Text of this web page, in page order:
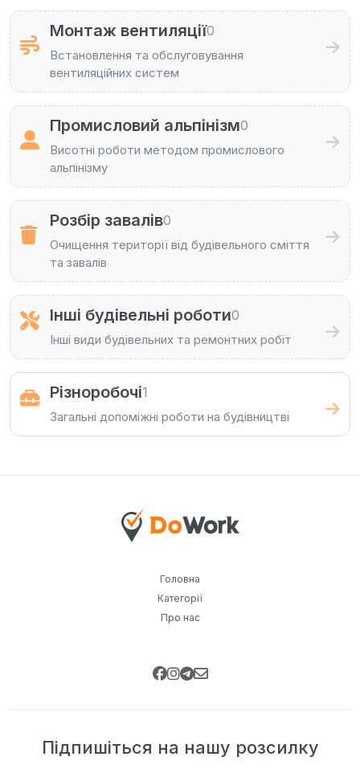
Монтаж вентиляції0
Встановлення та обслуговування
вентиляційних систем
Промисловий альпінізм0
Висотні роботи методом промислового
альпінізму
Розбір завалів0
Очищення території від будівельного сміття
та завалів
Інші будівельні роботи0
Інші види будівельних та ремонтних робіт
Різноробочі1
Загальні допоміжні роботи на будівництві
Головна
Категорії
Про нас
Підпишіться на нашу розсилку